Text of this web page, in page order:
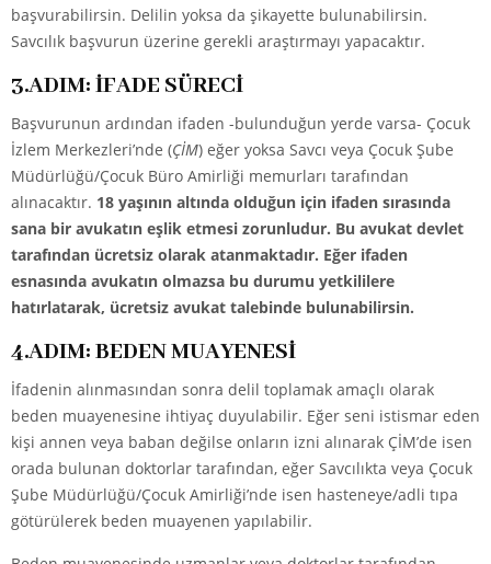
başvurabilirsin. Delilin yoksa da şikayette bulunabilirsin.
Savcılık başvurun üzerine gerekli araştırmayı yapacaktır.
3.ADIM: İFADE SÜRECİ
Başvurunun ardından ifaden -bulunduğun yerde varsa- Çocuk
İzlem Merkezleri’nde (ÇİM) eğer yoksa Savcı veya Çocuk Şube
Müdürlüğü/Çocuk Büro Amirliği memurları tarafından
alınacaktır. 18 yaşının altında olduğun için ifaden sırasında
sana bir avukatın eşlik etmesi zorunludur. Bu avukat devlet
tarafından ücretsiz olarak atanmaktadır. Eğer ifaden
esnasında avukatın olmazsa bu durumu yetkililere
hatırlatarak, ücretsiz avukat talebinde bulunabilirsin.
4.ADIM: BEDEN MUAYENESİ
İfadenin alınmasından sonra delil toplamak amaçlı olarak
beden muayenesine ihtiyaç duyulabilir. Eğer seni istismar eden
kişi annen veya baban değilse onların izni alınarak ÇİM’de isen
orada bulunan doktorlar tarafından, eğer Savcılıkta veya Çocuk
Şube Müdürlüğü/Çocuk Amirliği’nde isen hasteneye/adli tıpa
götürülerek beden muayenen yapılabilir.